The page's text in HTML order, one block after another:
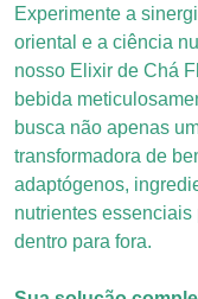
Experimente a
oriental e a ciência
nosso Elixir de Chá
bebida
busca não apenas
transformadora de
adaptógenos,
nutrientes
dentro para fora.